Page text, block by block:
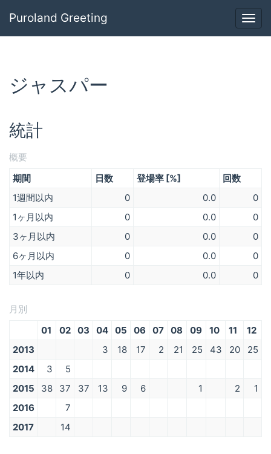
Puroland Greeting
ジャスパー
統計
概要
期間
日数 登場率 [%]
回数
1週間以内
0 0.0
0
1ヶ月以内
0 0.0
0
3ヶ月以内
0 0.0
0
6ヶ月以内
0 0.0
0
1年以内
0 0.0 0
月別
01
02 03 04 05 06 07 08 09 10 11
12
2013
3 18 17 2 21 25 43 20
25
2014
3
5
2015
38 37 37 13 9 6 1 2
1
2016
7
2017
14